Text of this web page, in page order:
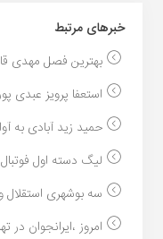
خبر‌های مرتبط
بهترین فصل مهدی
استعفا پرویز عبدی
حمید زید آبادی به
لیگ دسته اول
سه بوشهری
امروز ،ایرانجوان